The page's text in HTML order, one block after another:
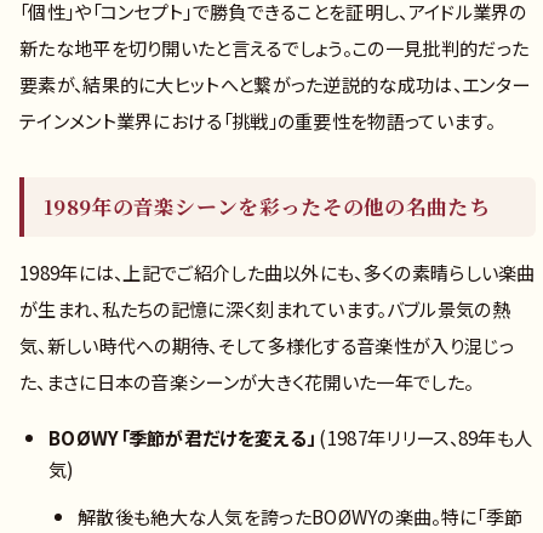
「個性」や「コンセプト」で勝負できることを証明し、アイドル業界の
新たな地平を切り開いたと言えるでしょう。この一見批判的だった
要素が、結果的に大ヒットへと繋がった逆説的な成功は、エンター
テインメント業界における「挑戦」の重要性を物語っています。
1989年の音楽シーンを彩ったその他の名曲たち
1989年には、上記でご紹介した曲以外にも、多くの素晴らしい楽曲
が生まれ、私たちの記憶に深く刻まれています。バブル景気の熱
気、新しい時代への期待、そして多様化する音楽性が入り混じっ
た、まさに日本の音楽シーンが大きく花開いた一年でした。
BOØWY「季節が君だけを変える」 (1987年リリース、89年も人
気)
解散後も絶大な人気を誇ったBOØWYの楽曲。特に「季節